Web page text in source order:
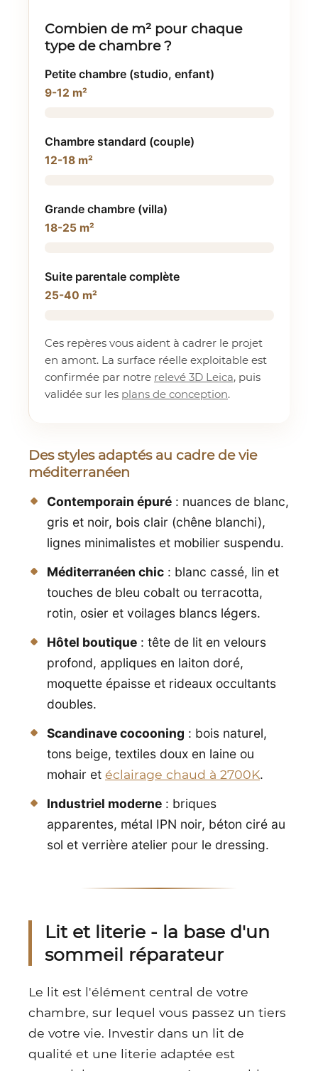
Combien de m² pour chaque
type de chambre ?
Petite chambre (studio, enfant)
9-12 m²
Chambre standard (couple)
12-18 m²
Grande chambre (villa)
18-25 m²
Suite parentale complète
25-40 m²
Ces repères vous aident à cadrer le projet
en amont. La surface réelle exploitable est
confirmée par notre relevé 3D Leica, puis
validée sur les plans de conception.
Des styles adaptés au cadre de vie
méditerranéen
Contemporain épuré : nuances de blanc,
gris et noir, bois clair (chêne blanchi),
lignes minimalistes et mobilier suspendu.
Méditerranéen chic : blanc cassé, lin et
touches de bleu cobalt ou terracotta,
rotin, osier et voilages blancs légers.
Hôtel boutique : tête de lit en velours
profond, appliques en laiton doré,
moquette épaisse et rideaux occultants
doubles.
Scandinave cocooning : bois naturel,
tons beige, textiles doux en laine ou
mohair et éclairage chaud à 2700K.
Industriel moderne : briques
apparentes, métal IPN noir, béton ciré au
sol et verrière atelier pour le dressing.
Lit et literie - la base d'un
sommeil réparateur
Le lit est l'élément central de votre
chambre, sur lequel vous passez un tiers
de votre vie. Investir dans un lit de
qualité et une literie adaptée est